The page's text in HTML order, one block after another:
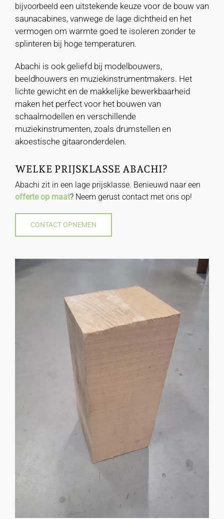
bijvoorbeeld een uitstekende keuze voor de bouw van
saunacabines, vanwege de lage dichtheid en het
vermogen om warmte goed te isoleren zonder te
splinteren bij hoge temperaturen.
Abachi is ook geliefd bij modelbouwers,
beeldhouwers en muziekinstrumentmakers. Het
lichte gewicht en de makkelijke bewerkbaarheid
maken het perfect voor het bouwen van
schaalmodellen en verschillende
muziekinstrumenten, zoals drumstellen en
akoestische gitaaronderdelen.
WELKE PRIJSKLASSE ABACHI?
Abachi zit in een lage prijsklasse. Benieuwd naar een
offerte op maat? Neem gerust contact met ons op!
CONTACT OPNEMEN